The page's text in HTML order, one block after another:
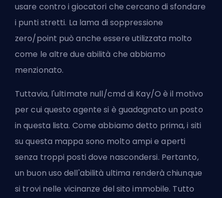
usare contro i giocatori che cercano di sfondare
i punti stretti. La lama di soppressione
zero/point può anche essere utilizzata molto
come le altre due abilità che abbiamo
menzionato.
Tuttavia, l'ultimate null/cmd di Kay/O è il motivo
per cui questo agente si è guadagnato un posto
in questa lista. Come abbiamo detto prima, i siti
su questa mappa sono molto ampi e aperti
senza troppi posti dove nascondersi. Pertanto,
un buon uso dell'abilità ultima renderà chiunque
si trovi nelle vicinanze del sito immobile. Tutto